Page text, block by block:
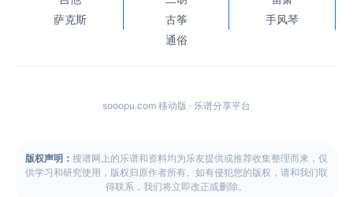
萨克斯
古筝
手风琴
通俗
sooopu.com 移动版 · 乐谱分享平台
版权声明： 搜谱网上的乐谱和资料均为乐友提供或推荐收集整理而来，仅
供学习和研究使用，版权归原作者所有。如有侵犯您的版权，请和我们取
得联系，我们将立即改正或删除。